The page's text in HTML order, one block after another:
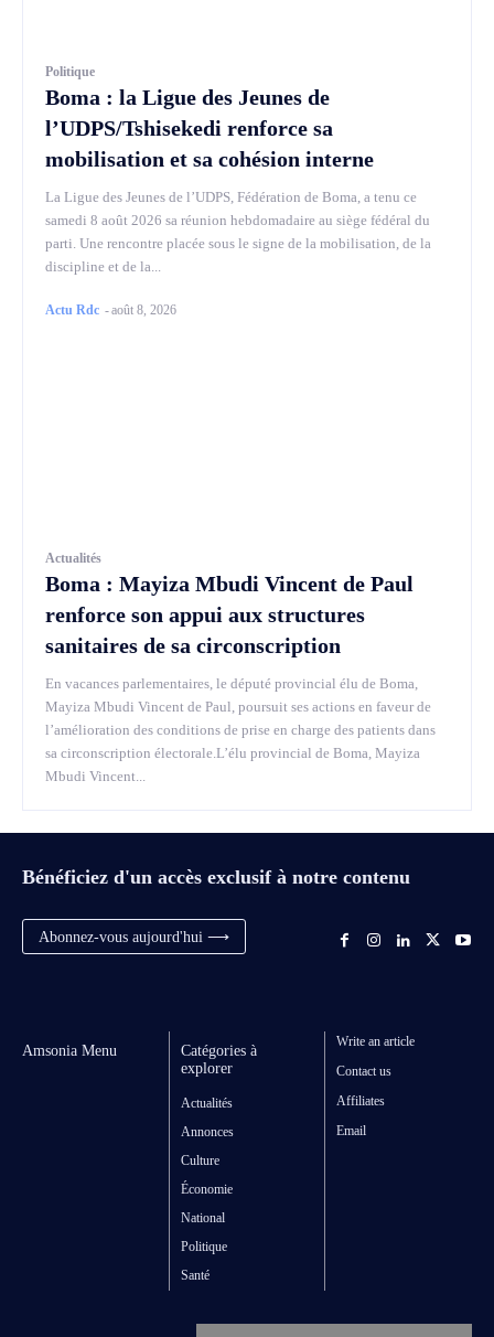
Politique
Boma : la Ligue des Jeunes de
l’UDPS/Tshisekedi renforce sa
mobilisation et sa cohésion interne
La Ligue des Jeunes de l’UDPS, Fédération de Boma, a tenu ce
samedi 8 août 2026 sa réunion hebdomadaire au siège fédéral du
parti. Une rencontre placée sous le signe de la mobilisation, de la
discipline et de la...
Actu Rdc -août 8, 2026
Actualités
Boma : Mayiza Mbudi Vincent de Paul
renforce son appui aux structures
sanitaires de sa circonscription
En vacances parlementaires, le député provincial élu de Boma,
Mayiza Mbudi Vincent de Paul, poursuit ses actions en faveur de
l’amélioration des conditions de prise en charge des patients dans
sa circonscription électorale.L’élu provincial de Boma, Mayiza
Mbudi Vincent...
Bénéficiez d'un accès exclusif à notre contenu
Abonnez-vous aujourd'hui ⟶
Amsonia Menu
Catégories à
explorer
Actualités
Annonces
Culture
Économie
National
Politique
Santé
Write an article
Contact us
Affiliates
Email